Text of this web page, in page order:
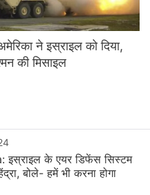
ने इस्राइल को दिया,
की मिसाइल
के एयर डिफेंस सिस्‍टम
बोले- हमें भी करना होगा